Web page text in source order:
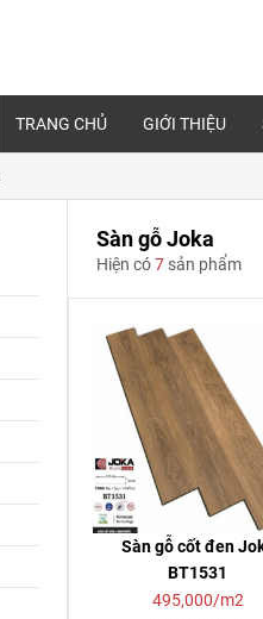
TRANG CHỦ GIỚI THIỆU
Sàn gỗ Joka
Hiện có7sản phẩm
Sàn gỗ cốt đen
BT1531
495,000/m2